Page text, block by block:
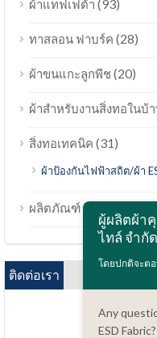
ผ้าแทฟเฟต้า (93)
ทาสลอน ฟาบร์ค (28)
ผ้าขนแกะลูกพีช(20)
ผ้าสำหรับงานสิ่งทอในบ้
สิ่งทอเทคนิค (31)
ผ้าป้องกันไฟฟ้าสถิต/ผ้า
ผลิตภัณฑ์(189)
ติดต่อเรา
ผู้ผลิตผ้า
ไทล์ จำกัด
โดยปกติจะต
Any
ESD Fabric?
Türkçe
Bahasa Indonesia